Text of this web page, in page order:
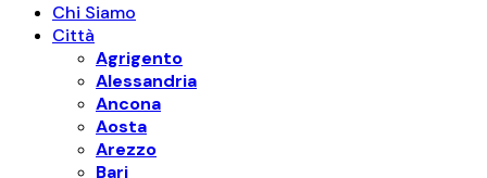
Chi Siamo
Città
Agrigento
Alessandria
Ancona
Aosta
Arezzo
Bari